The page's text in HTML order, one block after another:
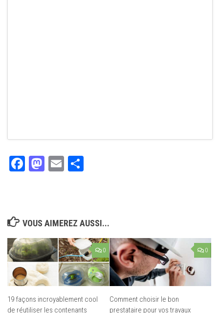
Facebook
Mastodon
Email
VOUS AIMEREZ AUSSI...
0
19 façons incroyablement cool
de réutiliser les contenants
0
Comment choisir le bon
prestataire pour vos travaux